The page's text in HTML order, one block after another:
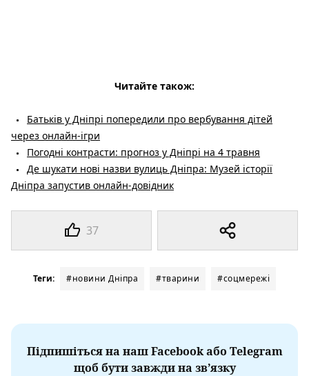
37
Читайте також:
Батьків у Дніпрі попередили про вербування дітей
через онлайн-ігри
Погодні контрасти: прогноз у Дніпрі на 4 травня
Де шукати нові назви вулиць Дніпра: Музей історії
Дніпра запустив онлайн-довідник
Теги: #новини Дніпра #тварини #соцмережі
Підпишіться на наш Facebook або Telegram
щоб бути завжди на зв’язку